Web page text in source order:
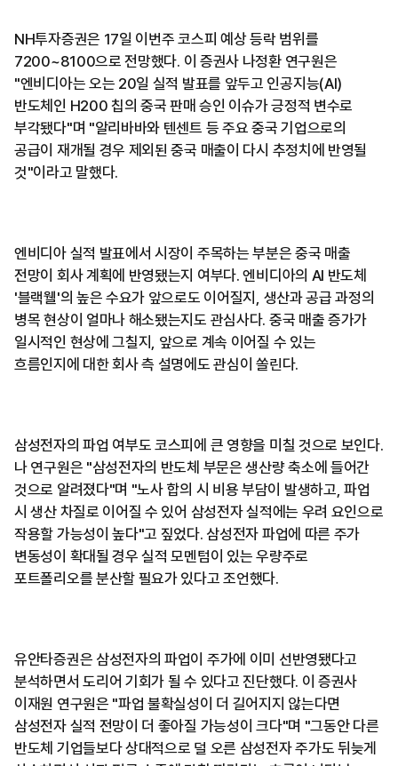
NH투자증권은 17일 이번주 코스피 예상 등락 범위를
7200~8100으로 전망했다. 이 증권사 나정환 연구원은
"엔비디아는 오는 20일 실적 발표를 앞두고 인공지능(AI)
반도체인 H200 칩의 중국 판매 승인 이슈가 긍정적 변수로
부각됐다"며 "알리바바와 텐센트 등 주요 중국 기업으로의
공급이 재개될 경우 제외된 중국 매출이 다시 추정치에 반영될
것"이라고 말했다.
엔비디아 실적 발표에서 시장이 주목하는 부분은 중국 매출
전망이 회사 계획에 반영됐는지 여부다. 엔비디아의 AI 반도체
'블랙웰'의 높은 수요가 앞으로도 이어질지, 생산과 공급 과정의
병목 현상이 얼마나 해소됐는지도 관심사다. 중국 매출 증가가
일시적인 현상에 그칠지, 앞으로 계속 이어질 수 있는
흐름인지에 대한 회사 측 설명에도 관심이 쏠린다.
삼성전자의 파업 여부도 코스피에 큰 영향을 미칠 것으로 보인다.
나 연구원은 "삼성전자의 반도체 부문은 생산량 축소에 들어간
것으로 알려졌다"며 "노사 합의 시 비용 부담이 발생하고, 파업
시 생산 차질로 이어질 수 있어 삼성전자 실적에는 우려 요인으로
작용할 가능성이 높다"고 짚었다. 삼성전자 파업에 따른 주가
변동성이 확대될 경우 실적 모멘텀이 있는 우량주로
포트폴리오를 분산할 필요가 있다고 조언했다.
유안타증권은 삼성전자의 파업이 주가에 이미 선반영됐다고
분석하면서 도리어 기회가 될 수 있다고 진단했다. 이 증권사
이재원 연구원은 "파업 불확실성이 더 길어지지 않는다면
삼성전자 실적 전망이 더 좋아질 가능성이 크다"며 "그동안 다른
반도체 기업들보다 상대적으로 덜 오른 삼성전자 주가도 뒤늦게